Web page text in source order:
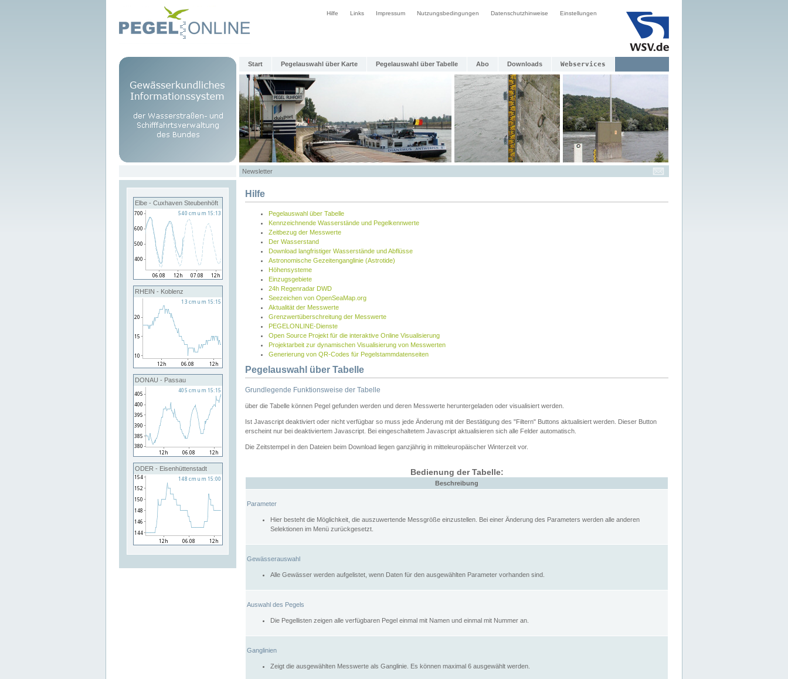
Hilfe Links Impressum Nutzungsbedingungen Datenschutzhinweise Einstellungen
Start Pegelauswahl über Karte Pegelauswahl über Tabelle Abo Downloads Webservices
Newsletter
Elbe - Cuxhaven Steubenhöft
RHEIN - Koblenz
DONAU - Passau
ODER - Eisenhüttenstadt
Hilfe
Pegelauswahl über Tabelle
Kennzeichnende Wasserstände und Pegelkennwerte
Zeitbezug der Messwerte
Der Wasserstand
Download langfristiger Wasserstände und Abflüsse
Astronomische Gezeitenganglinie (Astrotide)
Höhensysteme
Einzugsgebiete
24h Regenradar DWD
Seezeichen von OpenSeaMap.org
Aktualität der Messwerte
Grenzwertüberschreitung der Messwerte
PEGELONLINE-Dienste
Open Source Projekt für die interaktive Online Visualisierung
Projektarbeit zur dynamischen Visualisierung von Messwerten
Generierung von QR-Codes für Pegelstammdatenseiten
Pegelauswahl über Tabelle
Grundlegende Funktionsweise der Tabelle
über die Tabelle können Pegel gefunden werden und deren Messwerte heruntergeladen oder visualisiert werden.
Ist Javascript deaktiviert oder nicht verfügbar so muss jede Änderung mit der Bestätigung des "Filtern" Buttons aktualisiert werden. Dieser Button
erscheint nur bei deaktiviertem Javascript. Bei eingeschaltetem Javascript aktualisieren sich alle Felder automatisch.
Die Zeitstempel in den Dateien beim Download liegen ganzjährig in mitteleuropäischer Winterzeit vor.
Bedienung der Tabelle:
Beschreibung
Parameter
Hier besteht die Möglichkeit, die auszuwertende Messgröße einzustellen. Bei einer Änderung des Parameters werden alle anderen
Selektionen im Menü zurückgesetzt.
Gewässerauswahl
Alle Gewässer werden aufgelistet, wenn Daten für den ausgewählten Parameter vorhanden sind.
Auswahl des Pegels
Die Pegellisten zeigen alle verfügbaren Pegel einmal mit Namen und einmal mit Nummer an.
Ganglinien
Zeigt die ausgewählten Messwerte als Ganglinie. Es können maximal 6 ausgewählt werden.